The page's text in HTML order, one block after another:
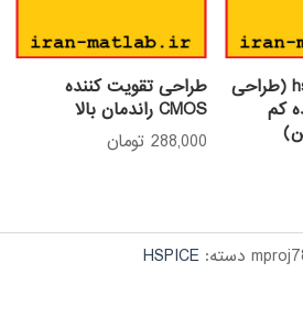
نت لیست hspice (طراحی
کم
تومان.
طراحی تقویت کننده
CMOS راندمان بالا
288,000 تومان
دسته: HSPICE